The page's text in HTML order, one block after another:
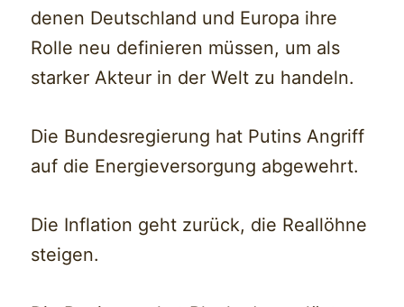
denen Deutschland und Europa ihre
Rolle neu definieren müssen, um als
starker Akteur in der Welt zu handeln.
Die Bundesregierung hat Putins Angriff
auf die Energieversorgung abgewehrt.
Die Inflation geht zurück, die Reallöhne
steigen.